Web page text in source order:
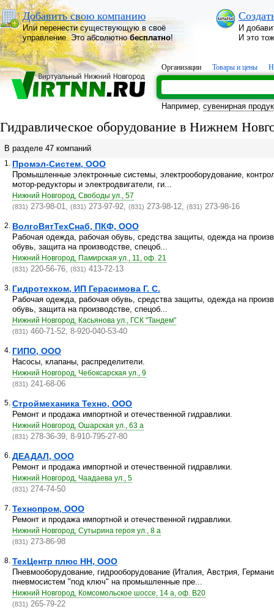
Добавить свою компанию
Или перенести существующую в своё
управление. Это абсолютнобесплатно!
И
И это
Организации Товары и цены
Например, сувенирная
Гидравлическое оборудование в Нижнем
В разделе 47 компаний
1. Промэл-Систем, ООО
Промышленные электронные системы, электрооборудование,
мотор-редукторы и электродвигатели, ги...
Нижний Новгород, Свободы ул., 57
(831) 273-98-01, (831) 273-97-92, (831) 273-98-12, (831) 273-98-16
2. ВолгоВятТехСнаб, ПКФ, ООО
Рабочая одежда, рабочая обувь, средства защиты, одежда на
обувь, защита на производстве, спецоб...
Нижний Новгород, Памирская ул., 11, оф. 21
(831) 220-56-76, (831) 413-72-13
3. Гидротехком, ИП Герасимова Г. С.
Рабочая одежда, рабочая обувь, средства защиты, одежда на
обувь, защита на производстве, спецоб...
Нижний Новгород, Касьянова ул., ГСК "Тандем"
(831) 460-71-52, 8-920-040-53-40
4. ГИПО, ООО
Насосы, клапаны, распределители.
Нижний Новгород, Чебоксарская ул., 9
(831) 241-68-06
5. Строймеханика Техно, ООО
Ремонт и продажа импортной и отечественной гидравлики.
Нижний Новгород, Ошарская ул., 63 а
(831) 278-36-39, 8-910-795-27-80
6. ДЕАДАЛ, ООО
Ремонт и продажа импортной и отечественной гидравлики.
Нижний Новгород, Чаадаева ул., 5
(831) 274-74-50
7. Технопром, ООО
Ремонт и продажа импортной и отечественной гидравлики.
Нижний Новгород, Сутырина героя ул., 8 а
(831) 273-86-98
8. ТехЦентр плюс НН, ООО
Пневмооборудование, гидрооборудование (Италия, Австрия,
пневмосистем "под ключ" на промышленные пре...
Нижний Новгород, Комсомольское шоссе, 14 а, оф. В20
(831) 265-79-22